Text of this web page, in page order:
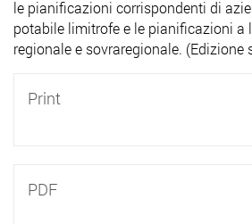
le pianificazioni corrispondenti di
potabile limitrofe e le pianificazioni a
regionale e sovraregionale. (Edizione
Print
PDF